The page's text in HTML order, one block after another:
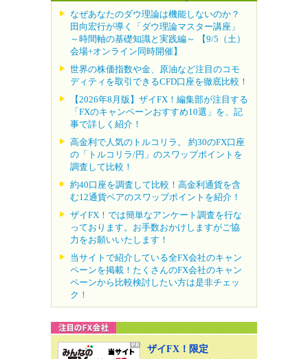
なぜあなたのダウ理論は機能しないのか？
田向宏行が導く「ダウ理論マスター講座」
～時間軸の基礎知識と実践編～ 【9/5（土）
会場+オンライン同時開催】
世界の株価指数や金、原油など注目のコモ
ディティを取引できるCFD口座を徹底比較！
【2026年8月版】ザイFX！編集部が注目する
「FXのキャンペーンおすすめ10選」を、記
事で詳しく紹介！
高金利で人気のトルコリラ。 約30のFX口座
の「トルコリラ/円」のスワップポイントを
調査して比較！
約40口座を調査して比較！高金利通貨を含
む12通貨ペアのスワップポイントを紹介！
ザイFX！では簡単なアンケート調査を行な
っております。お手数おかけしますがご協
力をお願いいたします！
当サイトで紹介している全FX会社のキャン
ペーンを掲載！たくさんのFX会社のキャン
ペーンから比較検討したい方は是非チェッ
ク！
ザイFX！限定